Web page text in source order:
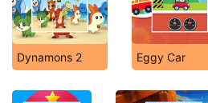
Dynamons 2 Eggy Car